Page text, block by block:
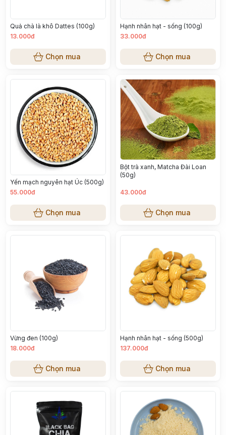
Quả chà là khô Dattes (100g)
13.000đ
Chọn mua
Hạnh nhân hạt - sống (100g)
33.000đ
Chọn mua
Yến mạch nguyên hạt Úc (500g)
55.000đ
Chọn mua
Bột trà xanh, Matcha Đài Loan
(50g)
43.000đ
Chọn mua
Vừng đen (100g)
18.000đ
Chọn mua
Hạnh nhân hạt - sống (500g)
137.000đ
Chọn mua